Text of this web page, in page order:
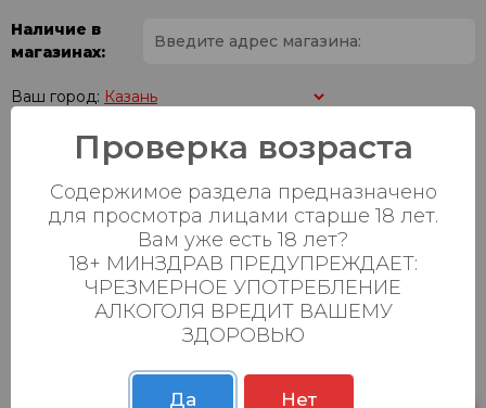
Наличие в
магазинах:
Ваш город:
Батыршина 20Б
Пн-Вс с 08:00 до
Магистральная 22д
Пн-Вс с 08:00 до
23:00
0 шт.
Осиновская 2В,
Пестрецы
Пн-Вс с 09:00 до
23:00
0 шт.
Пн-Вс с 09:00 до
Проверка возраста
Содержимое раздела предназначено
для просмотра лицами старше 18 лет.
Вам уже есть 18 лет?
18+ МИНЗДРАВ ПРЕДУПРЕЖДАЕТ:
ЧРЕЗМЕРНОЕ УПОТРЕБЛЕНИЕ
АЛКОГОЛЯ ВРЕДИТ ВАШЕМУ
ЗДОРОВЬЮ
Да Нет